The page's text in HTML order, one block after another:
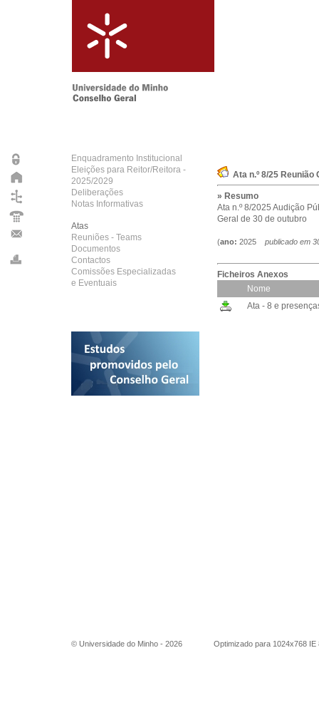
Enquadramento Institucional
Eleições para Reitor/Reitora -
2025/2029
Deliberações
Notas Informativas
Atas
Reuniões - Teams
Documentos
Contactos
Comissões Especializadas
e Eventuais
Ata n.º 8/25 Reunião
» Resumo
Ata n.º 8/2025 Audição
Geral de 30 de outubro
(ano: 2025 publicado em
Ficheiros Anexos
Nome
Ata - 8 e
© Universidade do Minho - 2026 Optimizado para 1024x768 IE